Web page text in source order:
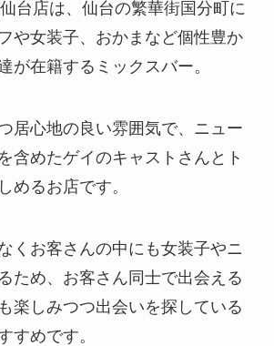
台店は、仙台の繁華街国分町に
や女装子、おかまなど個性豊か
が在籍するミックスバー。
居心地の良い雰囲気で、ニュー
含めたゲイのキャストさんとト
めるお店です。
くお客さんの中にも女装子やニ
ため、お客さん同士で出会える
楽しみつつ出会いを探している
すめです。